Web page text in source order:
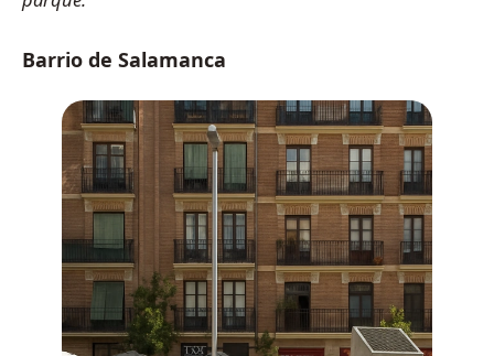
Barrio de Salamanca